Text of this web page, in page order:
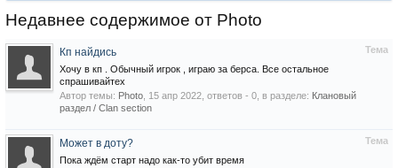
Недавнее содержимое от Photo
Тема
Кп найдись
Хочу в кп . Обычный игрок , играю за берса. Все остальное
спрашивайтех
Автор темы: Photo 15 апр 2022 , ответов - 0, в разделе: Клановый
раздел / Сlan section
Тема
Может в доту?
Пока ждём старт надо как-то убит время